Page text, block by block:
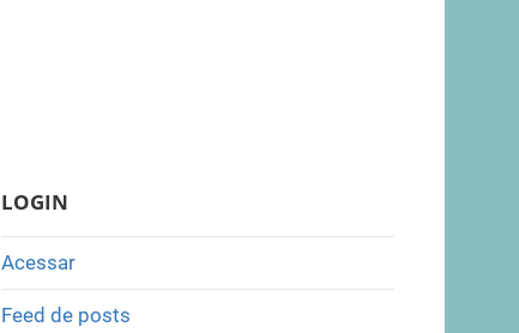
LOGIN
Acessar
Feed de posts